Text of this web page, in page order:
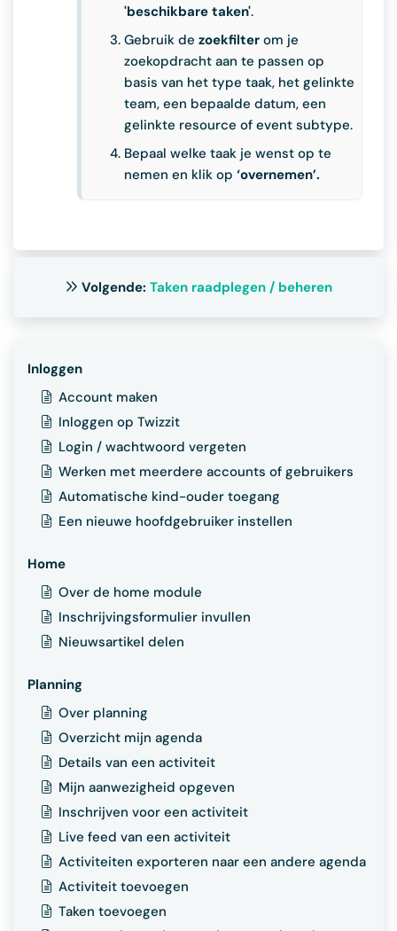
'beschikbare taken'.
Gebruik de zoekfilter om je
zoekopdracht aan te passen op
basis van het type taak, het gelinkte
team, een bepaalde datum, een
gelinkte resource of event subtype.
Bepaal welke taak je wenst op te
nemen en klik op ‘overnemen’.
Volgende: Taken raadplegen / beheren
Inloggen
Account maken
Inloggen op Twizzit
Login / wachtwoord vergeten
Werken met meerdere accounts of gebruikers
Automatische kind-ouder toegang
Een nieuwe hoofdgebruiker instellen
Home
Over de home module
Inschrijvingsformulier invullen
Nieuwsartikel delen
Planning
Over planning
Overzicht mijn agenda
Details van een activiteit
Mijn aanwezigheid opgeven
Inschrijven voor een activiteit
Live feed van een activiteit
Activiteiten exporteren naar een andere agenda
Activiteit toevoegen
Taken toevoegen